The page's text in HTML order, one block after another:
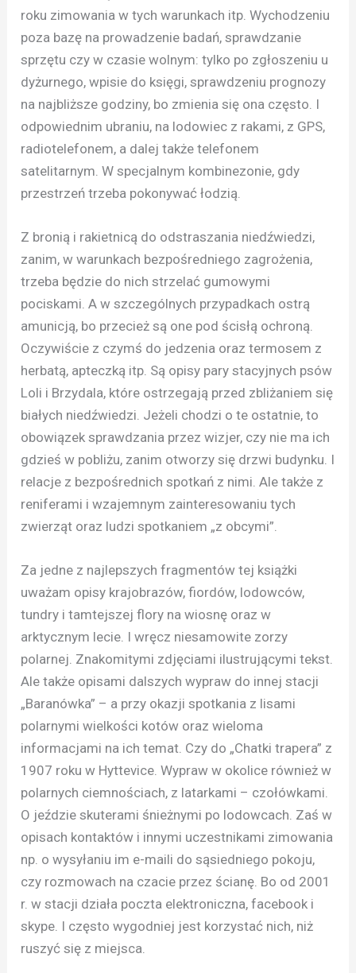
roku zimowania w tych warunkach itp. Wychodzeniu
poza bazę na prowadzenie badań, sprawdzanie
sprzętu czy w czasie wolnym: tylko po zgłoszeniu u
dyżurnego, wpisie do księgi, sprawdzeniu prognozy
na najbliższe godziny, bo zmienia się ona często. I
odpowiednim ubraniu, na lodowiec z rakami, z GPS,
radiotelefonem, a dalej także telefonem
satelitarnym. W specjalnym kombinezonie, gdy
przestrzeń trzeba pokonywać łodzią.
Z bronią i rakietnicą do odstraszania niedźwiedzi,
zanim, w warunkach bezpośredniego zagrożenia,
trzeba będzie do nich strzelać gumowymi
pociskami. A w szczególnych przypadkach ostrą
amunicją, bo przecież są one pod ścisłą ochroną.
Oczywiście z czymś do jedzenia oraz termosem z
herbatą, apteczką itp. Są opisy pary stacyjnych psów
Loli i Brzydala, które ostrzegają przed zbliżaniem się
białych niedźwiedzi. Jeżeli chodzi o te ostatnie, to
obowiązek sprawdzania przez wizjer, czy nie ma ich
gdzieś w pobliżu, zanim otworzy się drzwi budynku. I
relacje z bezpośrednich spotkań z nimi. Ale także z
reniferami i wzajemnym zainteresowaniu tych
zwierząt oraz ludzi spotkaniem „z obcymi”.
Za jedne z najlepszych fragmentów tej książki
uważam opisy krajobrazów, fiordów, lodowców,
tundry i tamtejszej flory na wiosnę oraz w
arktycznym lecie. I wręcz niesamowite zorzy
polarnej. Znakomitymi zdjęciami ilustrującymi tekst.
Ale także opisami dalszych wypraw do innej stacji
„Baranówka” – a przy okazji spotkania z lisami
polarnymi wielkości kotów oraz wieloma
informacjami na ich temat. Czy do „Chatki trapera” z
1907 roku w Hyttevice. Wypraw w okolice również w
polarnych ciemnościach, z latarkami – czołówkami.
O jeździe skuterami śnieżnymi po lodowcach. Zaś w
opisach kontaktów i innymi uczestnikami zimowania
np. o wysyłaniu im e-maili do sąsiedniego pokoju,
czy rozmowach na czacie przez ścianę. Bo od 2001
r. w stacji działa poczta elektroniczna, facebook i
skype. I często wygodniej jest korzystać nich, niż
ruszyć się z miejsca.